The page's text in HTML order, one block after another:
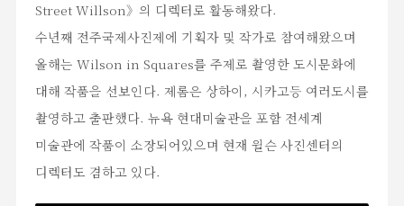
Street Willson》의 디렉터로 활동해왔다.
수년째 전주국제사진제에 기획자 및 작가로 참여해왔으며
올해는 Wilson in Squares를 주제로 촬영한 도시문화에
대해 작품을 선보인다. 제롬은 상하이, 시카고등 여러도시를
촬영하고 출판했다. 뉴욕 현대미술관을 포함 전세계
미술관에 작품이 소장되어있으며 현재 윌슨 사진센터의
디렉터도 겸하고 있다.